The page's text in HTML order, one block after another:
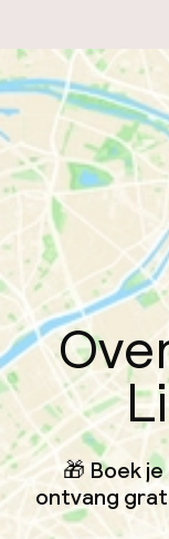
🎁 Boek
ontvang